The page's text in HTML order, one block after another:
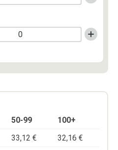
50-99
100+
33,12 € 32,16 €